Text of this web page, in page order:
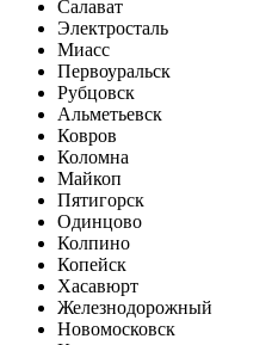
Салават
Электросталь
Миасс
Первоуральск
Рубцовск
Альметьевск
Ковров
Коломна
Майкоп
Пятигорск
Одинцово
Колпино
Копейск
Хасавюрт
Железнодорожный
Новомосковск